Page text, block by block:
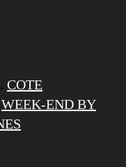
. COTE
WEEK-END BY